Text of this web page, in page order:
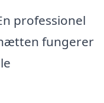
professionel
fungerer